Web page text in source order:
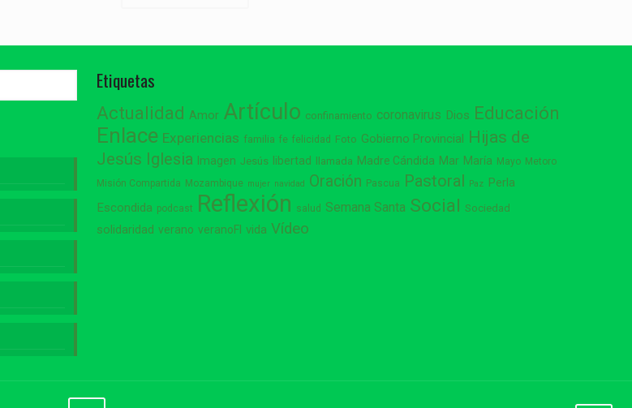
Etiquetas
Actualidad Amor Artículo confinamiento coronavirus Dios Educación
Enlace Experiencias familia fe felicidad Foto Gobierno Provincial
Hijas de
Jesús Iglesia Imagen Jesús libertad llamada Madre Cándida Mar María Mayo Metoro
Misión Compartida Mozambique mujer navidad Oración Pascua Pastoral Paz Perla
Escondida podcast Reflexión salud Semana Santa Social Sociedad
solidaridad verano veranoFI vida Vídeo